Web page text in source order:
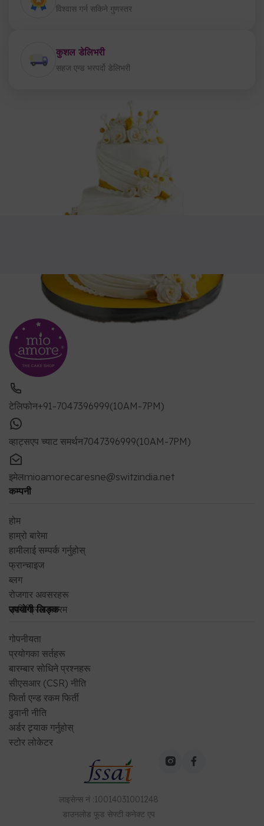
विश्वास गर्न सकिने गुणस्तर
कुशल डेलिभरी
सहज एन्ड भरपर्दो डेलिभरी
टेलिफोन+91-7047396999(10AM-7PM)
व्हाट्सएप च्याट समर्थन7047396999(10AM-7PM)
इमेलmioamorecaresne@switzindia.net
कम्पनी
होम
हाम्रो बारेमा
हामीलाई सम्पर्क गर्नुहोस्
फ्रान्चाइज
ब्लग
रोजगार अवसरहरू
प्रतिक्रिया फारम
उपयोगी लिङ्क
गोपनीयता
प्रयोगका सर्तहरू
बारम्बार सोधिने प्रश्नहरू
सीएसआर (CSR) नीति
फिर्ता एन्ड रकम फिर्ती
ढुवानी नीति
अर्डर ट्र्याक गर्नुहोस्
स्टोर लोकेटर
लाइसेन्स नं :10014031001248
डाउनलोड फूड सेफ्टी कनेक्ट एप